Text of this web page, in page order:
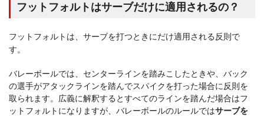
フットフォルトはサーブだけに適用されるの？
フットフォルトは、サーブを打つときにだけ適用される反則で
す。
バレーボールでは、センターラインを踏みこしたときや、バック
の選手がアタックラインを踏んでスパイクを打った場合に反則を
取られます。広義に解釈するとすべてのラインを踏んだ場合はフ
ットフォルトになりますが、バレーボールのルールではサーブを